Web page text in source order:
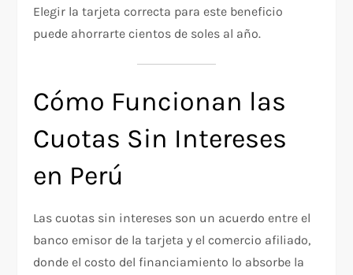
Elegir la tarjeta correcta para este beneficio
puede ahorrarte cientos de soles al año.
Cómo Funcionan las
Cuotas Sin Intereses
en Perú
Las cuotas sin intereses son un acuerdo entre el
banco emisor de la tarjeta y el comercio afiliado,
donde el costo del financiamiento lo absorbe la